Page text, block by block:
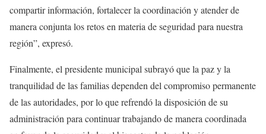
compartir información, fortalecer la coordinación y atender de
manera conjunta los retos en materia de seguridad para nuestra
región”, expresó.
Finalmente, el presidente municipal subrayó que la paz y la
tranquilidad de las familias dependen del compromiso permanente
de las autoridades, por lo que refrendó la disposición de su
administración para continuar trabajando de manera coordinada